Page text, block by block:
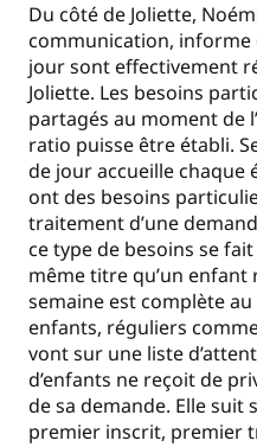
Du côté de Joliette,
communication, informe
jour sont effectivement
Joliette. Les besoins
partagés au moment de
ratio puisse être établi.
de jour accueille chaque
ont des besoins
traitement d’une
ce type de besoins se
même titre qu’un enfant
semaine est complète
enfants, réguliers
vont sur une liste
d’enfants ne reçoit de
de sa demande. Elle suit
premier inscrit, premier